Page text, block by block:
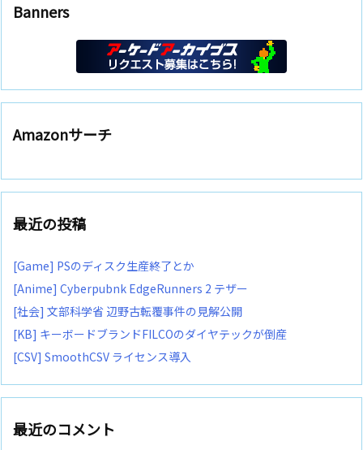
Banners
Amazonサーチ
最近の投稿
[Game] PSのディスク生産終了とか
[Anime] Cyberpubnk EdgeRunners 2 テザー
[社会] 文部科学省 辺野古転覆事件の見解公開
[KB] キーボードブランドFILCOのダイヤテックが倒産
[CSV] SmoothCSV ライセンス導入
最近のコメント